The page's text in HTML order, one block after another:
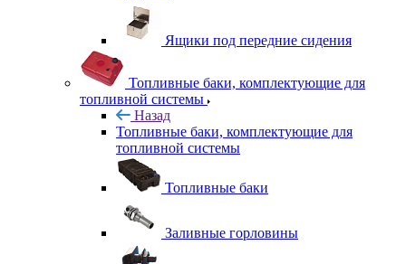
Ящики под передние сидения
Топливные баки, комплектующие для
топливной системы
Назад
Топливные баки, комплектующие для
топливной системы
Топливные баки
Заливные горловины